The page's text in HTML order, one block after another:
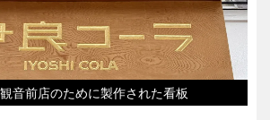
音前店のために製作された看板